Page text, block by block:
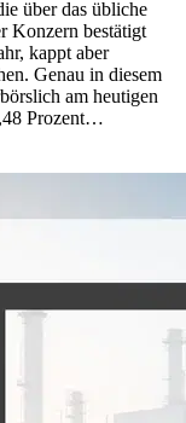
über das übliche
Konzern bestätigt
kappt aber
Genau in diesem
am heutigen
Prozent…